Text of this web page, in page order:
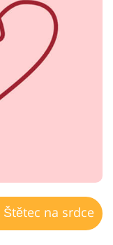
Štětec na srdce